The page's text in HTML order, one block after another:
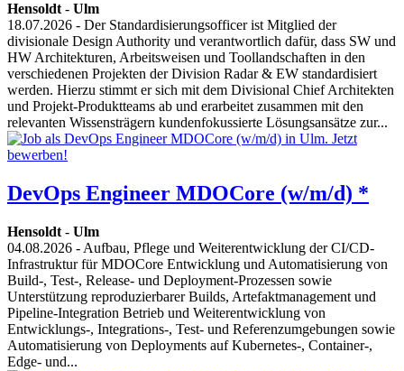
Hensoldt - Ulm
18.07.2026 - Der Standardisierungsofficer ist Mitglied der
divisionale Design Authority und verantwortlich dafür, dass SW und
HW Architekturen, Arbeitsweisen und Toollandschaften in den
verschiedenen Projekten der Division Radar & EW standardisiert
werden. Hierzu stimmt er sich mit dem Divisional Chief Architekten
und Projekt-Produktteams ab und erarbeitet zusammen mit den
relevanten Wissensträgern kundenfokussierte Lösungsansätze zur...
DevOps Engineer MDOCore (w/m/d) *
Hensoldt - Ulm
04.08.2026 - Aufbau, Pflege und Weiterentwicklung der CI/CD-
Infrastruktur für MDOCore Entwicklung und Automatisierung von
Build-, Test-, Release- und Deployment-Prozessen sowie
Unterstützung reproduzierbarer Builds, Artefaktmanagement und
Pipeline-Integration Betrieb und Weiterentwicklung von
Entwicklungs-, Integrations-, Test- und Referenzumgebungen sowie
Automatisierung von Deployments auf Kubernetes-, Container-,
Edge- und...